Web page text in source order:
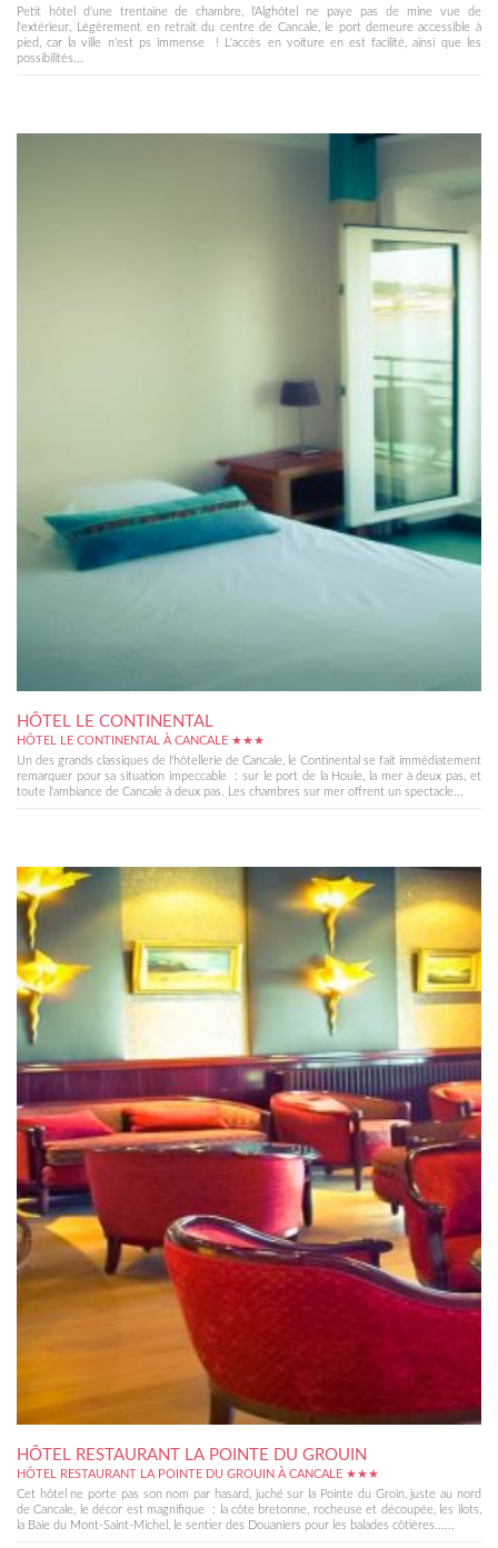
Petit hôtel d'une trentaine de chambre, l'Alghôtel ne paye pas de mine vue de
l'extérieur. Légèrement en retrait du centre de Cancale, le port demeure accessible à
pied, car la ville n'est ps immense ! L'accès en voiture en est facilité, ainsi que les
possibilités...
HÔTEL LE CONTINENTAL
HÔTEL LE CONTINENTAL À CANCALE ★★★
Un des grands classiques de l'hôtellerie de Cancale, le Continental se fait immédiatement
remarquer pour sa situation impeccable : sur le port de la Houle, la mer à deux pas, et
toute l'ambiance de Cancale à deux pas. Les chambres sur mer offrent un spectacle...
HÔTEL RESTAURANT LA POINTE DU GROUIN
HÔTEL RESTAURANT LA POINTE DU GROUIN À CANCALE ★★★
Cet hôtel ne porte pas son nom par hasard, juché sur la Pointe du Groin, juste au nord
de Cancale, le décor est magnifique : la côte bretonne, rocheuse et découpée, les îlots,
la Baie du Mont-Saint-Michel, le sentier des Douaniers pour les balades côtières......